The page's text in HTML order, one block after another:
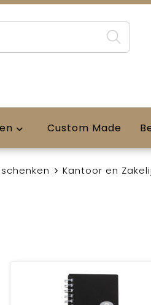
Custom Made
Kantoor en